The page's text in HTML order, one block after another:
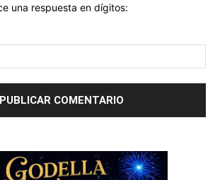
una respuesta en dígitos: